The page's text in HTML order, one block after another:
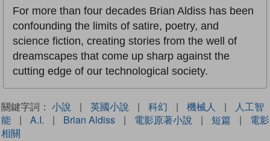
For more than four decades Brian Aldiss has been
confounding the limits of satire, poetry, and
science fiction, creating stories from the well of
dreamscapes that come up sharp against the
cutting edge of our technological society.
關鍵字詞： 小說 | 英國小說 | 科幻 | 機械人 |
人工智
能
| A.I. | Brian Aldiss | 電影原著小說 | 短篇 |
電影
相關